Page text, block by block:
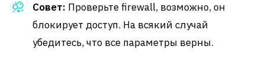
Совет: Проверьте firewall, возможно, он
блокирует доступ. На всякий случай
убедитесь, что все параметры верны.